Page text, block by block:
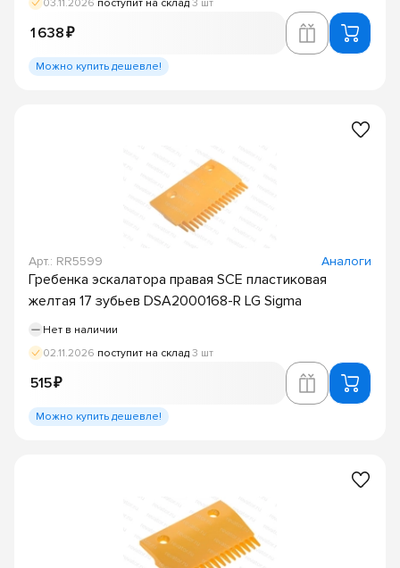
03.11.2026 поступит на склад 3 шт
1 638 ₽
Можно купить дешевле!
Арт.: RR5599 Аналоги
Гребенка эскалатора правая SCE пластиковая
желтая 17 зубьев DSA2000168-R LG Sigma
Нет в наличии
02.11.2026 поступит на склад 3 шт
515 ₽
Можно купить дешевле!